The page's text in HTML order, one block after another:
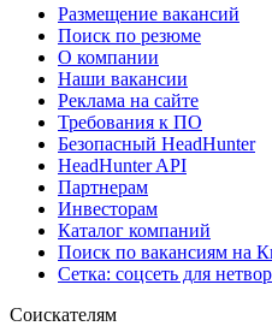
Размещение вакансий
Поиск по резюме
О компании
Наши вакансии
Реклама на сайте
Требования к ПО
Безопасный HeadHunter
HeadHunter API
Партнерам
Инвесторам
Каталог компаний
Поиск по вакансиям на
Сетка: соцсеть для
Соискателям